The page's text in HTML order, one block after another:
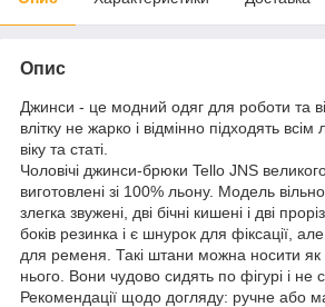
Опис
Джинси - це модний одяг для роботи та
влітку не жарко і відмінно підходять
віку та статі.
Чоловічі джинси-брюки Tello JNS
виготовлені зі 100% льону. Модель
злегка звужені, дві бічні кишені і дві
боків резинка і є шнурок для фіксації,
для ременя. Такі штани можна носити як
нього. Вони чудово сидять по фігурі і не
Рекомендації щодо догляду: ручне або